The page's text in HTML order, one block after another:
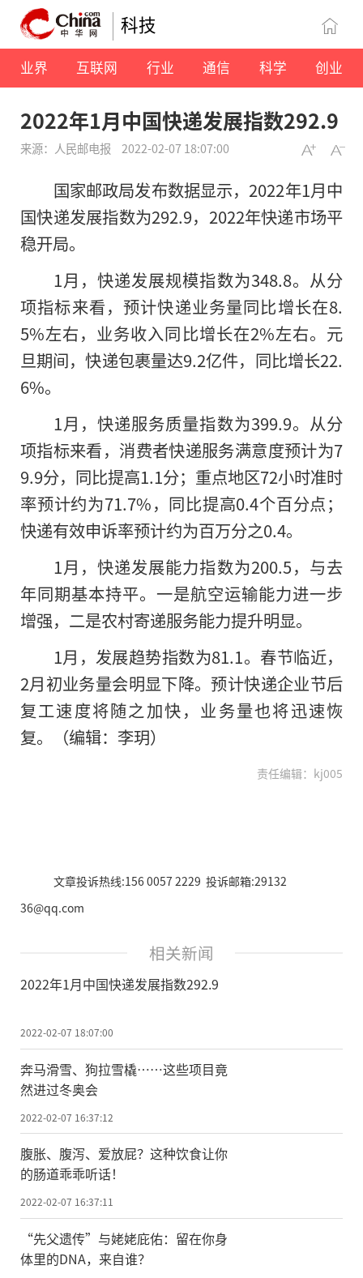
科技
业界 互联网 行业 通信 科学 创业
2022年1月中国快递发展指数292.9
来源：人民邮电报 2022-02-07 18:07:00
国家邮政局发布数据显示，2022年1月中
国快递发展指数为292.9，2022年快递市场平
稳开局。
1月，快递发展规模指数为348.8。从分
项指标来看，预计快递业务量同比增长在8.
5%左右，业务收入同比增长在2%左右。元
旦期间，快递包裹量达9.2亿件，同比增长22.
6%。
1月，快递服务质量指数为399.9。从分
项指标来看，消费者快递服务满意度预计为7
9.9分，同比提高1.1分；重点地区72小时准时
率预计约为71.7%，同比提高0.4个百分点；
快递有效申诉率预计约为百万分之0.4。
1月，快递发展能力指数为200.5，与去
年同期基本持平。一是航空运输能力进一步
增强，二是农村寄递服务能力提升明显。
1月，发展趋势指数为81.1。春节临近，
2月初业务量会明显下降。预计快递企业节后
复工速度将随之加快，业务量也将迅速恢
复。（编辑：李玥）
责任编辑：kj005
文章投诉热线:156 0057 2229 投诉邮箱:29132
36@qq.com
相关新闻
2022年1月中国快递发展指数292.9
2022-02-07 18:07:00
奔马滑雪、狗拉雪橇……这些项目竟
然进过冬奥会
2022-02-07 16:37:12
腹胀、腹泻、爱放屁？这种饮食让你
的肠道乖乖听话！
2022-02-07 16:37:11
“先父遗传”与姥姥庇佑：留在你身
体里的DNA，来自谁？